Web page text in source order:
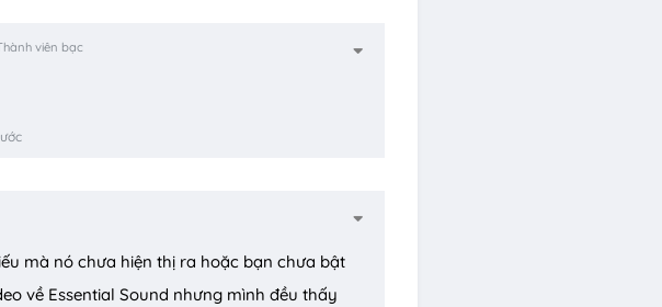
viên bạc
mà nó chưa hiện thị ra hoặc bạn chưa bật
về Essential Sound nhưng mình đều thấy